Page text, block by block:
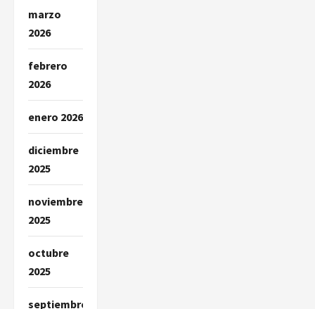
marzo
2026
febrero
2026
enero 2026
diciembre
2025
noviembre
2025
octubre
2025
septiembre